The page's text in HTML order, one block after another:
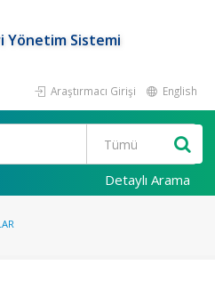
Yönetim Sistemi
Araştırmacı Girişi English
Detaylı Arama